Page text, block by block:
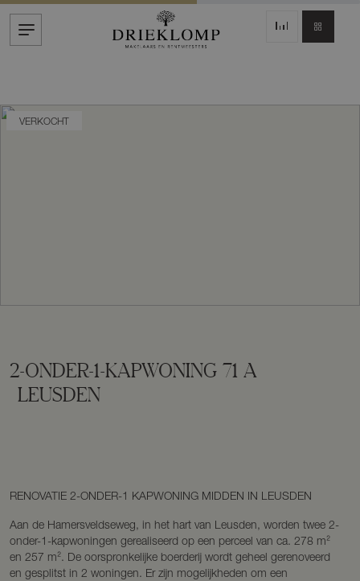
VERKOCHT
2-ONDER-1-KAPWONING 71 A
LEUSDEN
RENOVATIE 2-ONDER-1 KAPWONING MIDDEN IN LEUSDEN
Aan de Hamersveldseweg, in het hart van Leusden, worden twee 2-
onder-1-kapwoningen gerealiseerd op een perceel van ca. 278 m²
en 257 m². De oorspronkelijke boerderij wordt geheel gerenoveerd
en gesplitst in 2 woningen. Er zijn mogelijkheden om een